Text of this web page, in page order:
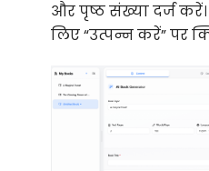
और पृष्ठ संख्या दर्ज
लिए “उत्पन्न करें” पर